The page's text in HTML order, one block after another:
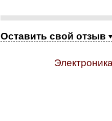
Оставить свой отзыв